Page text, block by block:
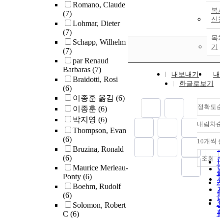
Romano, Claude
(7)
Lohmar, Dieter
(7)
Schapp, Wilhelm
(7)
par Renaud
Barbaras (7)
Braidotti, Rosi
(6)
이종훈 옮김 (6)
이종훈 (6)
박지영 (6)
Thompson, Evan
(6)
Bruzina, Ronald
(6)
Maurice Merleau-
Ponty (6)
Boehm, Rudolf
(6)
Solomon, Robert
C (6)
복
신
목
기
내보내기
한글로보기
정확도
내림차
10개씩
조회